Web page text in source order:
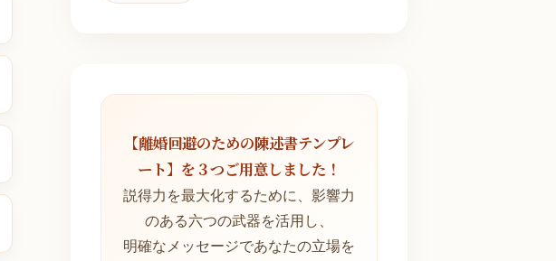
【離婚回避のための陳述書テンプレ
ート】を３つご用意しました！
説得力を最大化するために、影響力
のある六つの武器を活用し、
明確なメッセージであなたの立場を